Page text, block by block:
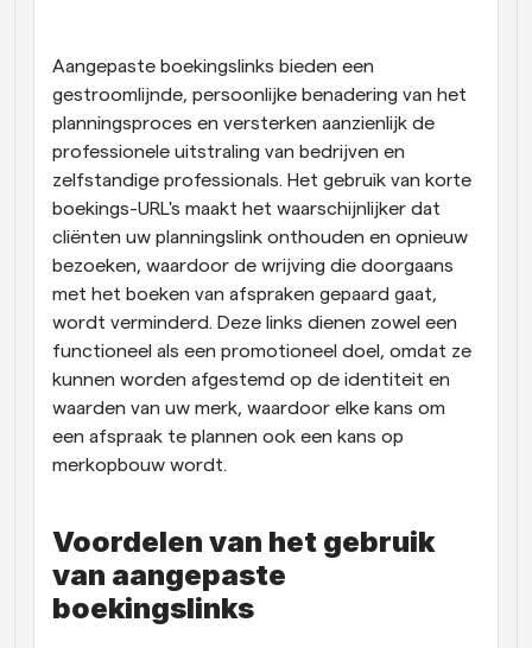
Supercharged planning met AI-gestuurde
oproepen
Automatiseer planning en herinneringen
Blog
Blijf op de hoogte van het laatste nieuws en updates
Instant Vergaderingen
Ontmoet cliënten binnen enkele minuten
Dynamische Groep Links
Boek naadloos vergaderingen met meerdere mensen
Webhooks
Ontvang een melding wanneer er iets gebeurt
Aangepaste boekingslinks bieden een
gestroomlijnde, persoonlijke benadering van het
planningsproces en versterken aanzienlijk de
professionele uitstraling van bedrijven en
zelfstandige professionals. Het gebruik van korte
boekings-URL's maakt het waarschijnlijker dat
cliënten uw planningslink onthouden en opnieuw
bezoeken, waardoor de wrijving die doorgaans
met het boeken van afspraken gepaard gaat,
wordt verminderd. Deze links dienen zowel een
functioneel als een promotioneel doel, omdat ze
kunnen worden afgestemd op de identiteit en
waarden van uw merk, waardoor elke kans om
een afspraak te plannen ook een kans op
merkopbouw wordt.
Voordelen van het gebruik
van aangepaste
boekingslinks